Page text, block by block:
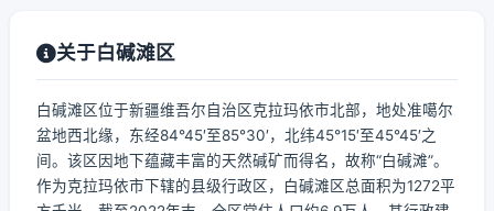
关于白碱滩区
白碱滩区位于新疆维吾尔自治区克拉玛依市北部，地处准噶尔
盆地西北缘，东经84°45′至85°30′，北纬45°15′至45°45′之
间。该区因地下蕴藏丰富的天然碱矿而得名，故称“白碱滩”。
作为克拉玛依市下辖的县级行政区，白碱滩区总面积为1272平